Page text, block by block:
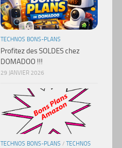
TECHNOS BONS-PLANS
Profitez des SOLDES chez
DOMADOO !!!
29 JANVIER 2026
TECHNOS BONS-PLANS / TECHNOS